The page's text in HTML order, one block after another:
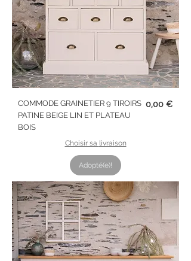
COMMODE GRAINETIER 9 TIROIRS
PATINE BEIGE LIN ET PLATEAU
BOIS
Prix
0,00 €
Choisir sa livraison
Adopté(e)!